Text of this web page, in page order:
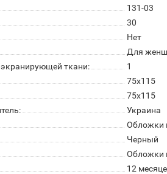
131-03
30
Нет
Для
экранирующей ткани:
1
75х115
75х115
Украина
Обложки
Черный
Обложки
12